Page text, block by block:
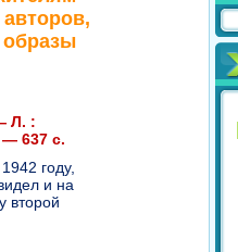
образы
Л. :
— 637 с.
году,
и на
второй